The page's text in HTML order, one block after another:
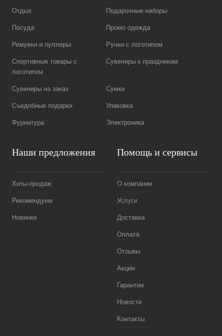
Отдых Подарочные наборы
Посуда Промо одежда
Ремувки и пуллеры Ручки с логотипом
Спортивные товары с
логотипом
Сувениры к праздникам
Сувениры на заказ Сумки
Съедобные подарки Упаковка
Фурнитура Электроника
Наши предложения
Хиты-продаж
Рекомендуем
Новинки
Помощь и сервисы
О компании
Услуги
Доставка
Оплата
Отзывы
Акции
Гарантии
Новости
Контакты